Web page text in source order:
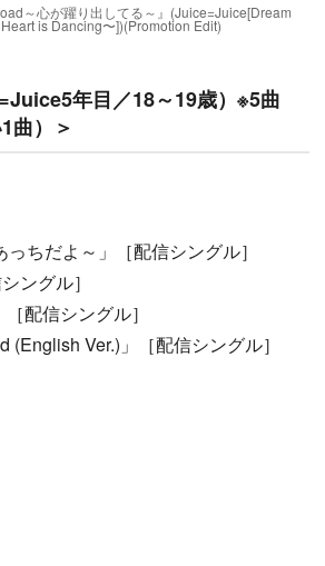
～心が躍り出してる～』(Juice=Juice[Dream
is Dancing〜])(Promotion Edit)
年目／18～19歳）※5曲
曲）＞
っちだよ～」［配信シングル］
ングル］
配信シングル］
(English Ver.)」［配信シングル］